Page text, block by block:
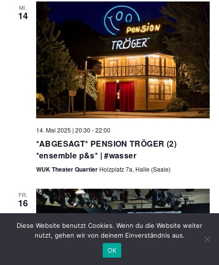
MI.
14
14. Mai 2025 | 20:30 -22:00
*ABGESAGT* PENSION TRÖGER (2)
*ensemble p&s* | #wasser
WUK Theater Quartier Holzplatz 7a, Halle (Saale)
FR.
16
Diese Website benutzt Cookies. Wenn du die Website weiter
nutzt, gehen wir von deinem Einverständnis aus.
OK